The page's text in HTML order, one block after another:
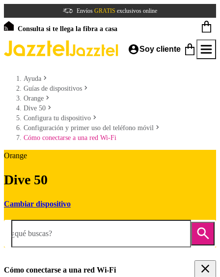
Envíos GRATIS exclusivos online
Consulta si te llega la fibra a casa
Soy cliente
Ayuda
Guías de dispositivos
Orange
Dive 50
Configura tu dispositivo
Configuración y primer uso del teléfono móvil
Cómo conectarse a una red Wi-Fi
Orange
Dive 50
Cambiar dispositivo
¿qué buscas?
Cómo conectarse a una red Wi-Fi